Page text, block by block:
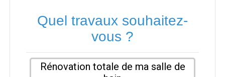
Quel travaux souhaitez-
vous ?
Rénovation totale de ma salle de